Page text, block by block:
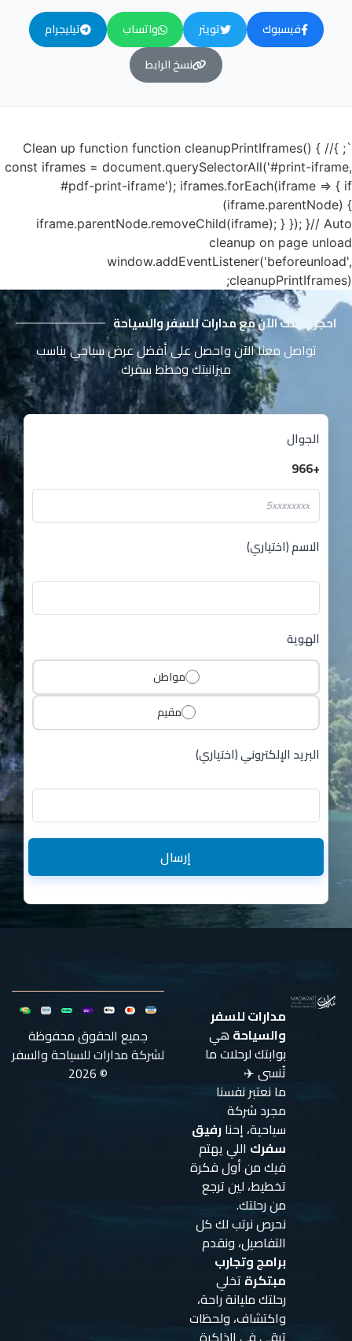
فيسبوك تويتر واتساب
تيليجرام
نسخ الرابط
`; }// Clean up function function cleanupPrintIframes() {
const iframes = document.querySelectorAll('#print-iframe,
#pdf-print-iframe'); iframes.forEach(iframe => { if
(iframe.parentNode) {
iframe.parentNode.removeChild(iframe); } }); }// Auto
cleanup on page unload
window.addEventListener('beforeunload',
cleanupPrintIframes);
احجز رحلتك الآن مع مدارات للسفر والسياحة
تواصل معنا الآن واحصل على أفضل عرض سياحي يناسب
ميزانيتك وخطط سفرك
الجوال
+966
الاسم (اختياري)
الهوية
مواطن
مقيم
البريد الإلكتروني (اختياري)
إرسال
مدارات للسفر
والسياحة هي
بوابتك لرحلات ما
تُنسى ✈️
ما نعتبر نفسنا
مجرد شركة
سياحية، إحنارفيق
سفرك اللي يهتم
فيك من أول فكرة
تخطيط، لين ترجع
من رحلتك.
نحرص نرتب لك كل
التفاصيل، ونقدم
برامج وتجارب
مبتكرة تخلي
رحلتك مليانة راحة،
واكتشاف، ولحظات
جميع الحقوق محفوظة
لشركة مدارات للسياحة والسفر
© 2026